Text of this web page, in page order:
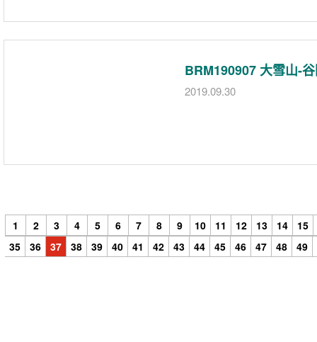
BRM190907 大雪山-
2019.09.30
1 2 3 4 5 6 7 8 9 10 11 12 13 14
15
35
36 37 38 39 40 41 42 43 44 45 46 47 48 49